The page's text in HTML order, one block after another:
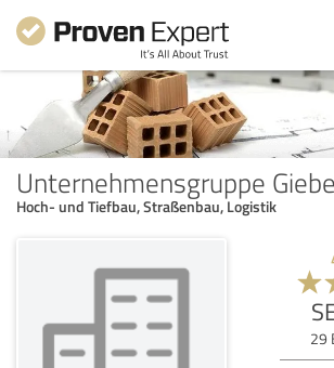
Unternehmensgruppe
Hoch- und Tiefbau, Straßenbau, Logistik
29